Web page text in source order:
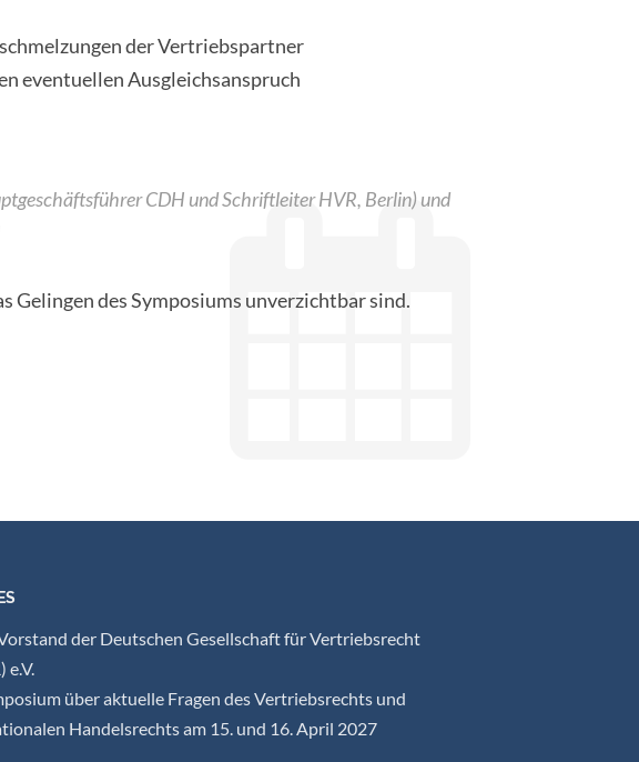
der Vertriebspartner
eventuellen Ausgleichsanspruch
CDH und Schriftleiter HVR, Berlin) und
Gelingen des Symposiums unverzichtbar sind.
der Deutschen Gesellschaft für Vertriebsrecht
e.V.
über aktuelle Fragen des Vertriebsrechts und
Handelsrechts am 15. und 16. April 2027